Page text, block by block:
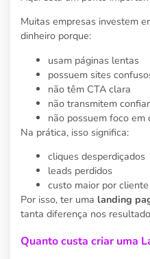
Muitas empresas investem
dinheiro porque:
usam páginas lentas
possuem sites
não têm CTA clara
não transmitem
não possuem foco em
Na prática, isso significa:
cliques desperdiçados
leads perdidos
custo maior por cliente
Por isso, ter uma landing
tanta diferença nos
Quanto custa criar uma